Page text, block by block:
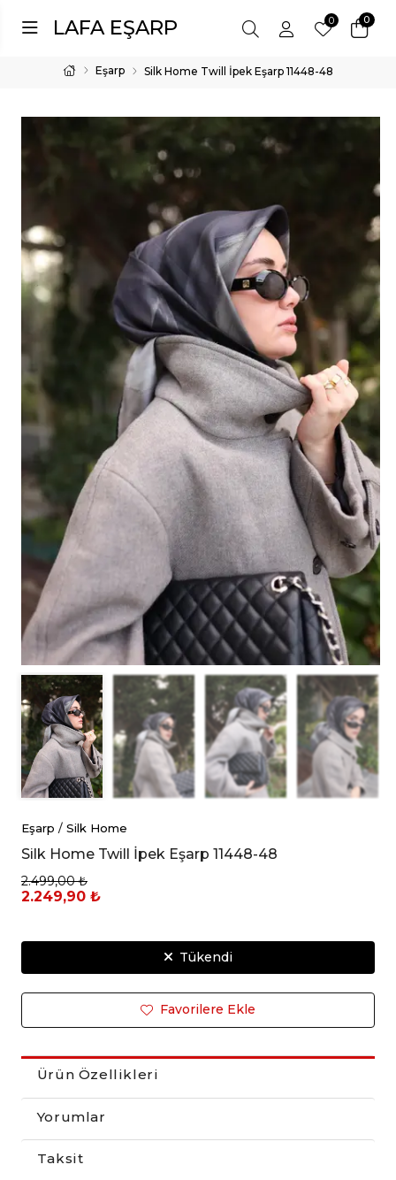
LAFA EŞARP 0
0
Eşarp Silk Home Twill İpek Eşarp 11448-48
Eşarp / Silk Home
Silk Home Twill İpek Eşarp 11448-48
2.499,00 ₺
2.249,90 ₺
Tükendi
Favorilere Ekle
Ürün Özellikleri
Yorumlar
Taksit